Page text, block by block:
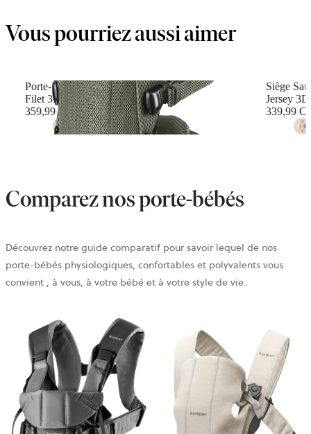
Vous pourriez aussi aimer
Porte-Bébé Harmony
Filet 3D, Vert foncé
359,99 C$
+6
Siège
Jersey
339,99
Comparez nos porte-bébés
Découvrez notre guide comparatif pour savoir lequel de nos
porte-bébés physiologiques, confortables et polyvalents vous
convient , à vous, à votre bébé et à votre style de vie.